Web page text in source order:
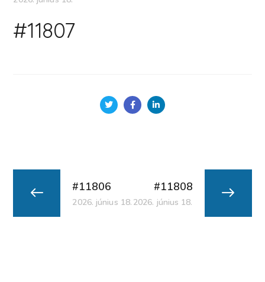
#11807
#11806
2026. június 18.
#11808
2026. június 18.